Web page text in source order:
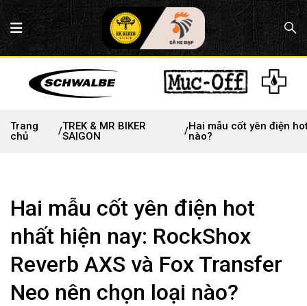
Trang
chủ
/TREK & MR BIKER
SAIGON
/Hai mẫu cốt yên điện
nào?
Hai mẫu cốt yên điện hot
nhất hiện nay: RockShox
Reverb AXS và Fox Transfer
Neo nên chọn loại nào?